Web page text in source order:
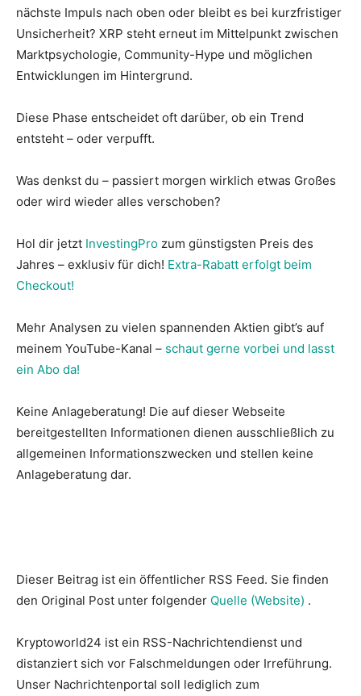
nächste Impuls nach oben oder bleibt es bei kurzfristiger
Unsicherheit? XRP steht erneut im Mittelpunkt zwischen
Marktpsychologie, Community-Hype und möglichen
Entwicklungen im Hintergrund.
Diese Phase entscheidet oft darüber, ob ein Trend
entsteht – oder verpufft.
Was denkst du – passiert morgen wirklich etwas Großes
oder wird wieder alles verschoben?
Hol dir jetzt InvestingPro zum günstigsten Preis des
Jahres – exklusiv für dich! Extra-Rabatt erfolgt beim
Checkout!
Mehr Analysen zu vielen spannenden Aktien gibt’s auf
meinem YouTube-Kanal – schaut gerne vorbei und lasst
ein Abo da!
Keine Anlageberatung! Die auf dieser Webseite
bereitgestellten Informationen dienen ausschließlich zu
allgemeinen Informationszwecken und stellen keine
Anlageberatung dar.
Dieser Beitrag ist ein öffentlicher RSS Feed. Sie finden
den Original Post unter folgender Quelle (Website) .
Kryptoworld24 ist ein RSS-Nachrichtendienst und
distanziert sich vor Falschmeldungen oder Irreführung.
Unser Nachrichtenportal soll lediglich zum